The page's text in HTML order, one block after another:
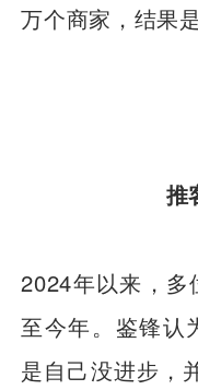
万个商家，结果
推
2024年以来，
至今年。鉴锋认
是自己没进步，